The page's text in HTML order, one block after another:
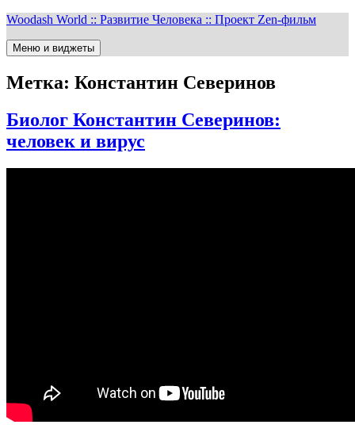
Перейти
содержимому
Woodash World :: Развитие Человека :: Проект Zen-фильм
Меню и виджеты
Метка: Константин Северинов
Биолог Константин Северинов:
человек и вирус